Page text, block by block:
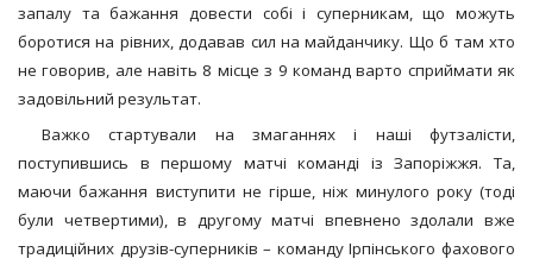
запалу та бажання довести собі і суперникам, що можуть
боротися на рівних, додавав сил на майданчику. Що б там хто
не говорив, але навіть 8 місце з 9 команд варто сприймати як
задовільний результат.
Важко стартували на змаганнях і наші футзалісти,
поступившись в першому матчі команді із Запоріжжя. Та,
маючи бажання виступити не гірше, ніж минулого року (тоді
були четвертими), в другому матчі впевнено здолали вже
традиційних друзів-суперників – команду Ірпінського фахового